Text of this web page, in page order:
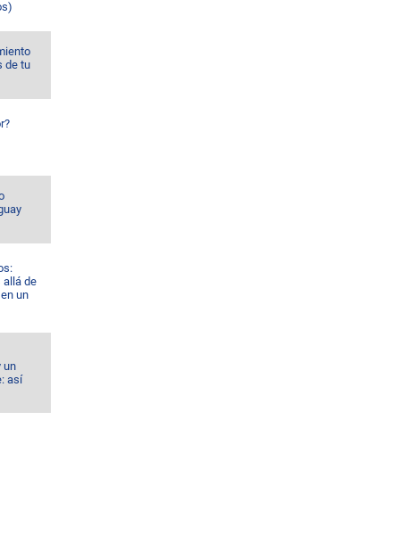
de tu
allá de
un
un
así